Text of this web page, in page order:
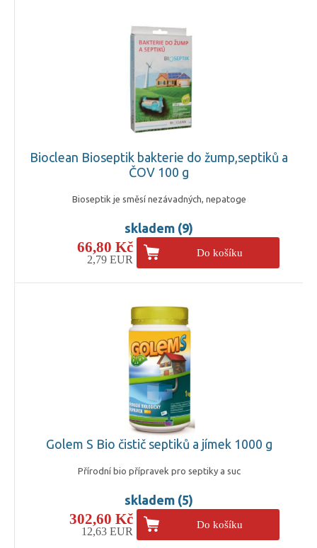
Bioclean Bioseptik bakterie do žump,septiků a
ČOV 100 g
Bioseptik je směsí nezávadných, nepatoge
skladem (9)
66,80 Kč
2,79 EUR
Do košíku
Golem S Bio čistič septiků a jímek 1000 g
Přírodní bio přípravek pro septiky a suc
skladem (5)
302,60 Kč
12,63 EUR
Do košíku